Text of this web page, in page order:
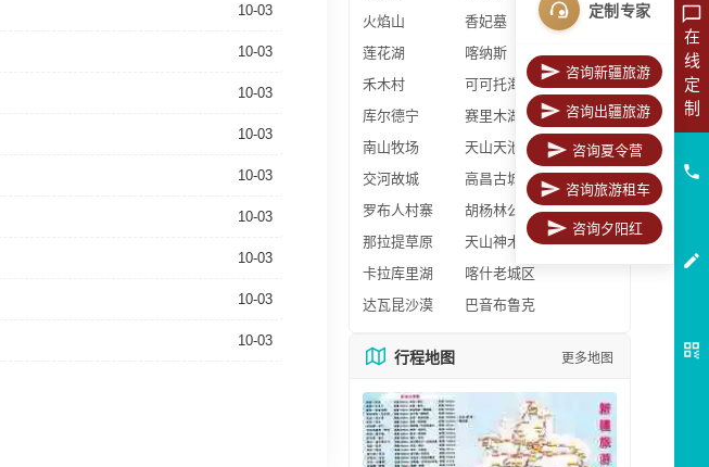
10-03
10-03
10-03
10-03
10-03
10-03
10-03
10-03
10-03
火焰山
香妃墓
莲花湖
喀纳斯
禾木村
可可托海
库尔德宁
赛里木湖
南山牧场
天山天池
交河故城
高昌古城
罗布人村寨
胡杨林公园
那拉提草原
天山神木园
卡拉库里湖
喀什老城区
达瓦昆沙漠
巴音布鲁克
行程地图 更多地图
在
线
定
制
定制专家
咨询新疆旅游
咨询出疆旅游
咨询夏令营
咨询旅游租车
咨询夕阳红